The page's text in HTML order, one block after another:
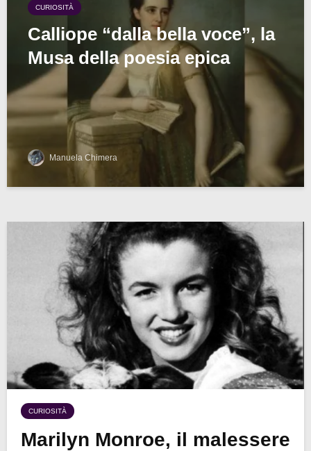
CURIOSITÀ
Calliope “dalla bella voce”, la
Musa della poesia epica
Manuela Chimera
CURIOSITÀ
Marilyn Monroe, il malessere